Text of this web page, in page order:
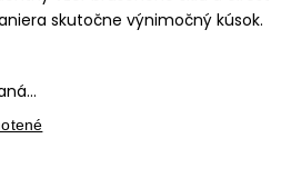
skutočne výnimočný kúsok.